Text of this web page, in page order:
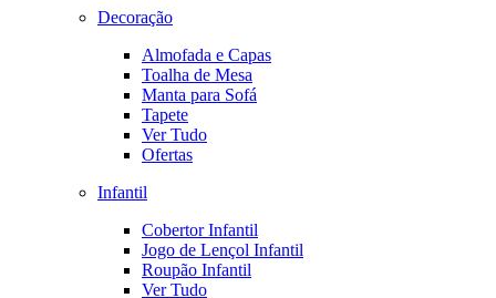
Decoração
Almofada e Capas
Toalha de Mesa
Manta para Sofá
Tapete
Ver Tudo
Ofertas
Infantil
Cobertor Infantil
Jogo de Lençol Infantil
Roupão Infantil
Ver Tudo